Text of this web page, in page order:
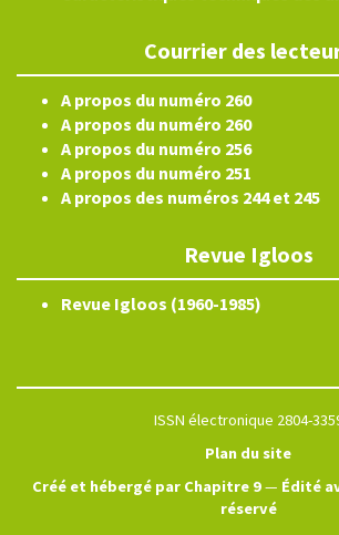
Courrier des
A propos du numéro 260
A propos du numéro 260
A propos du numéro 256
A propos du numéro 251
A propos des numéros 244 et 245
Revue Igloos
Revue Igloos (1960-1985)
ISSN électronique 2804-
Plan du site
Créé et hébergé par Chapitre 9— Édité
réservé